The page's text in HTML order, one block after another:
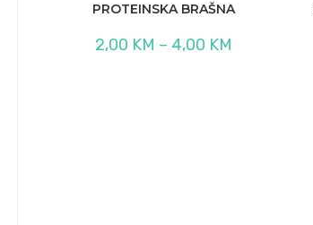
PROTEINSKA BRAŠNA
2,00 KM – 4,00 KM